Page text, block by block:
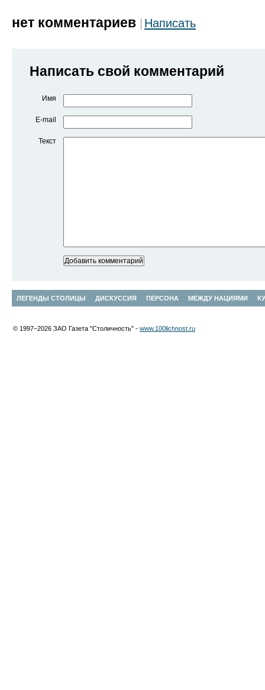
нет комментариев Написать
Написать свой комментарий
Имя
E-mail
Текст
ЛЕГЕНДЫ СТОЛИЦЫ ДИСКУССИЯ ПЕРСОНА МЕЖДУ НАЦИЯМИ
© 1997–2026 ЗАО Газета "Столичность" - www.100lichnost.ru